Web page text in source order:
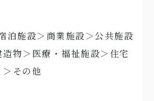
泊施設＞商業施設＞公共施設
造物＞医療・福祉施設＞住宅
＞その他